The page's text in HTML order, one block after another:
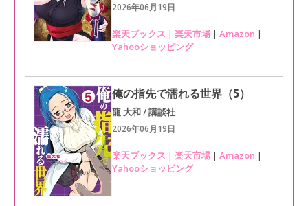
2026年06月19日
楽天ブックス | 楽天市場 | Amazon |
Yahooショッピング
俺の指先で濡れる世界（5）
龍 大和 / 講談社
2026年06月19日
楽天ブックス | 楽天市場 | Amazon |
Yahooショッピング